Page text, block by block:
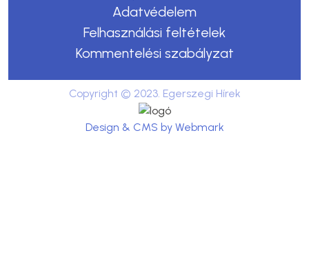
Adatvédelem
Felhasználási feltételek
Kommentelési szabályzat
Copyright © 2023. Egerszegi Hírek
Design & CMS by Webmark